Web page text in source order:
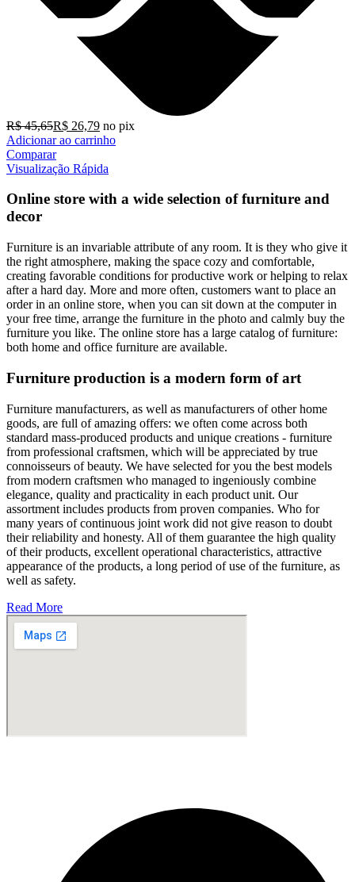
R$45,65R$ 26,79 no pix
Adicionar ao carrinho
Comparar
Visualização Rápida
Online store with a wide selection of furniture and
decor
Furniture is an invariable attribute of any room. It is they who give it
the right atmosphere, making the space cozy and comfortable,
creating favorable conditions for productive work or helping to relax
after a hard day. More and more often, customers want to place an
order in an online store, when you can sit down at the computer in
your free time, arrange the furniture in the photo and calmly buy the
furniture you like. The online store has a large catalog of furniture:
both home and office furniture are available.
Furniture production is a modern form of art
Furniture manufacturers, as well as manufacturers of other home
goods, are full of amazing offers: we often come across both
standard mass-produced products and unique creations - furniture
from professional craftsmen, which will be appreciated by true
connoisseurs of beauty. We have selected for you the best models
from modern craftsmen who managed to ingeniously combine
elegance, quality and practicality in each product unit. Our
assortment includes products from proven companies. Who for
many years of continuous joint work did not give reason to doubt
their reliability and honesty. All of them guarantee the high quality
of their products, excellent operational characteristics, attractive
appearance of the products, a long period of use of the furniture, as
well as safety.
Read More